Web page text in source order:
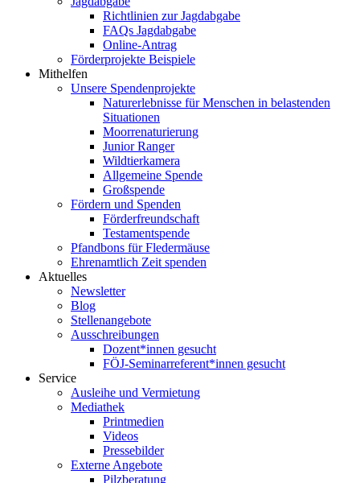
Richtlinien zur Jagdabgabe
FAQs Jagdabgabe
Online-Antrag
Förderprojekte Beispiele
Mithelfen
Unsere Spendenprojekte
Naturerlebnisse für Menschen in belastenden
Situationen
Moorrenaturierung
Junior Ranger
Wildtierkamera
Allgemeine Spende
Großspende
Fördern und Spenden
Förderfreundschaft
Testamentspende
Pfandbons für Fledermäuse
Ehrenamtlich Zeit spenden
Aktuelles
Newsletter
Blog
Stellenangebote
Ausschreibungen
Dozent*innen gesucht
FÖJ-Seminarreferent*innen gesucht
Service
Ausleihe und Vermietung
Mediathek
Printmedien
Videos
Pressebilder
Externe Angebote
Pilzberatung